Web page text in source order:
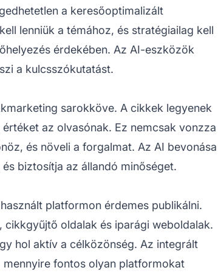
a keresőoptimalizált
lenniük a témához, és stratégiailag kell
érdekében. Az AI-eszközök
a kulcsszókutatást.
sarokköve. A cikkek legyenek
az olvasónak. Ez nemcsak vonzza
és növeli a forgalmat. Az AI bevonása
biztosítja az állandó minőséget.
platformon érdemes publikálni.
oldalak és iparági weboldalak.
hol aktív a célközönség. Az integrált
fontos olyan platformokat